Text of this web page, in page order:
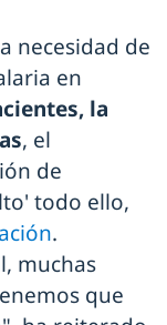
necesidad de
en
la
, el
de
todo ello,
.
muchas
que